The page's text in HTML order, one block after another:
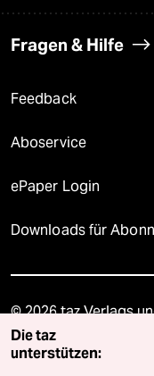
Fragen & Hilfe
Feedback
Aboservice
ePaper Login
Downloads für
© 2026 taz Verlags
Alle Rechte vorbehalten.
wenden Sie sich bitte an
Die taz
unterstützen: